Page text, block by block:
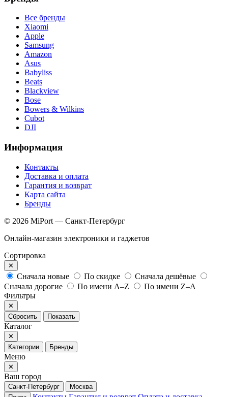
Все бренды
Xiaomi
Apple
Samsung
Amazon
Asus
Babyliss
Beats
Blackview
Bose
Bowers & Wilkins
Cubot
DJI
Информация
Контакты
Доставка и оплата
Гарантия и возврат
Карта сайта
Бренды
© 2026 MiPort — Санкт-Петербург
Онлайн-магазин электроники и гаджетов
Сортировка
✕
Сначала новые По скидке
Сначала дешёвые
Сначала дорогие
По имени A–Z
По имени Z–A
Фильтры
✕
Сбросить
Показать
Каталог
✕
Категории
Бренды
Меню
✕
Ваш город
Санкт-Петербург
Москва